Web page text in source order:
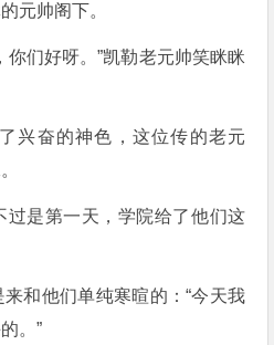
元帅阁下。
们好呀。”凯勒老元帅笑眯眯
兴奋的神色，这位传的老元
是第一天，学院给了他们这
和他们单纯寒暄的：“今天我
。”